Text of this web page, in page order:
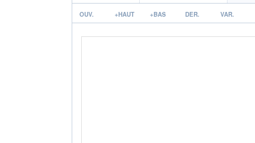
OUV. +HAUT +BAS DER. VAR.